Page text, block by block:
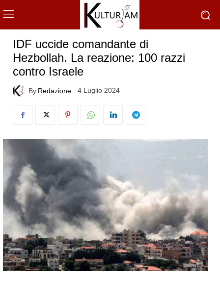
IDF uccide comandante di
Hezbollah. La reazione: 100 razzi
contro Israele
By Redazione 4 Luglio 2024